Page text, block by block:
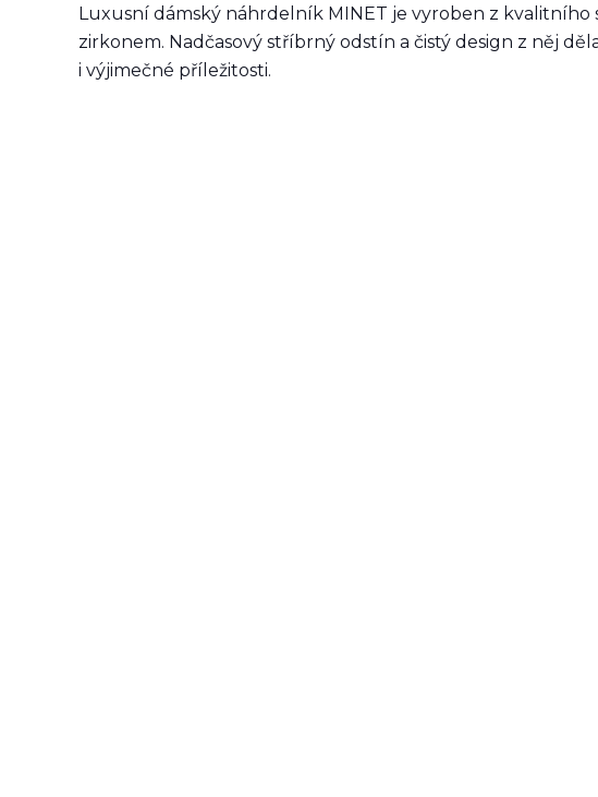
Luxusní dámský náhrdelník MINET je vyroben z kvalitního
zirkonem. Nadčasový stříbrný odstín a čistý design z něj
i výjimečné příležitosti.